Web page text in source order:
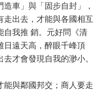
車」與「固步自封」，
走出去，才能與各國相互
自我推 銷。元好問《清
日遠天高，醉眼千峰頂
才會發現自我的渺小。
與鄰國邦交；商人要走